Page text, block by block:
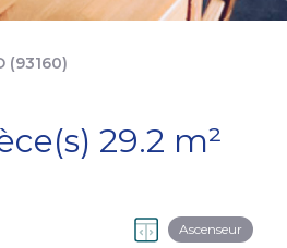
(93160)
Appartement 1 pièce(s) 29.2 m²
Ascenseur